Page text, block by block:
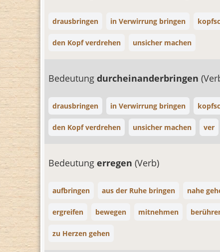
drausbringen in Verwirrung bringen
den Kopf verdrehen unsicher machen
Bedeutung durcheinanderbringen
drausbringen in Verwirrung bringen
den Kopf verdrehen unsicher machen ver
Bedeutung erregen (Verb)
aufbringen aus der Ruhe bringen nahe
ergreifen bewegen mitnehmen
zu Herzen gehen